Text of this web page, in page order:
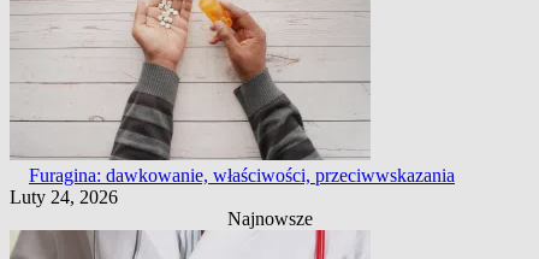
Furagina: dawkowanie, właściwości, przeciwwskazania
Luty 24, 2026
Najnowsze